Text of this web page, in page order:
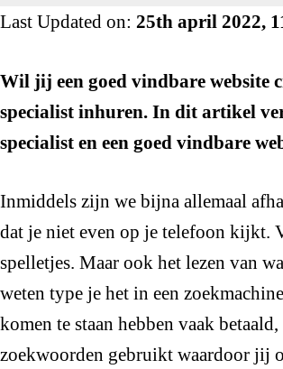
Last Updated on: 25th april 2022,
Wil jij een goed vindbare website
specialist inhuren. In dit artikel
specialist en een goed vindbare
Inmiddels zijn we bijna allemaal
dat je niet even op je telefoon kijkt.
spelletjes. Maar ook het lezen van
weten type je het in een
komen te staan hebben vaak
zoekwoorden gebruikt waardoor jij